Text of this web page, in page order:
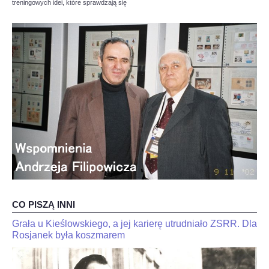
OPINIE, KONTROWERSJE
POLITYKA
FILMIKI
Z ARCHIWUM
SZACHIŚCI
ZDJĘCIA
Z KALENDARZA
treningowych idei, które sprawdzają się
CO PISZĄ INNI
JaJan-
Krzysztof
Duda
dla
interia.n-
"Kariakin
jest
skończony".
Trener
Grała u Kieślowskiego, a jej karierę utrudniało ZSRR. Dla
Rosjanek była koszmarem